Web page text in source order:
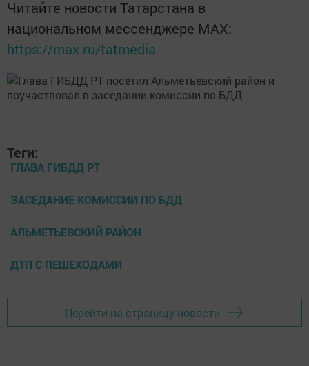
Читайте новости Татарстана в
национальном мессенджере MАХ:
https://max.ru/tatmedia
Теги:
ГЛАВА ГИБДД РТ
ЗАСЕДАНИЕ КОМИССИИ ПО БДД
АЛЬМЕТЬЕВСКИЙ РАЙОН
ДТП С ПЕШЕХОДАМИ
Перейти на страницу новости